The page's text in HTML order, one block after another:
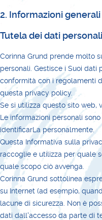
2. Informazioni
Tutela dei dati personali
Corinna Grund prende molto
personali. Gestisce i Suoi dati
conformità con i regolamenti
questa privacy policy.
Se si utilizza questo sito web,
Le informazioni personali
identificarLa personalmente.
Questa Informativa sulla
raccoglie e utilizza per quale
quale scopo ciò avvenga.
Corinna Grund sottolinea
su Internet (ad esempio,
lacune di sicurezza. Non è
dati dall'accesso da parte di